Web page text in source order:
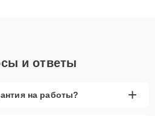
и ответы
на работы? +